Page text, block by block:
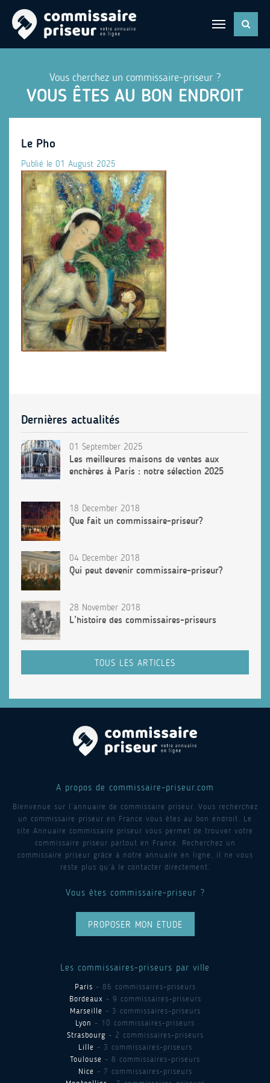
Vous cherchez un commissaire-priseur ?
VOUS ÊTES AU BON ENDROIT
Le Pho
Publié le 01 August 2025
Dernières actualités
01 September 2025
Les meilleures maisons de ventes aux
enchères à Paris : notre sélection 2025
18 December 2018
Que fait un commissaire-priseur?
04 December 2018
Qui peut devenir commissaire-priseur?
28 November 2018
L’histoire des commissaires-priseurs
TOUS LES ARTICLES
A propos de commissaire-priseur.com
Bienvenue sur l’annuaire de commissaire priseur. Vous recherchez
un commissaire priseur en France vous êtes au bon endroit. Le
site Annuaire commissaire priseur vous permet de trouver votre
commissaire priseur partout en France. Recherchez un
commissaire priseur grâce à notre annuaire en ligne, il ne vous
reste plus qu’à le contacter directement.
Vous êtes commissaire-priseur ?
PROPOSER MON ETUDE
Les commissaires-priseurs par ville
Paris - 86 commissaires-priseurs
Bordeaux - 9 commissaires-priseurs
Marseille - 3 commissaires-priseurs
Lyon - 10 commissaires-priseurs
Strasbourg - 2 commissaires-priseurs
Lille - 3 commissaires-priseurs
Toulouse - 8 commissaires-priseurs
Nice - 7 commissaires-priseurs